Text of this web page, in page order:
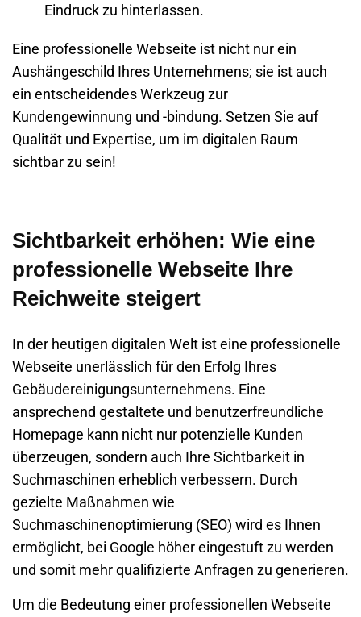
Eindruck zu hinterlassen.
Eine professionelle Webseite ist nicht nur ein
Aushängeschild Ihres Unternehmens; sie ist auch
ein entscheidendes Werkzeug zur
Kundengewinnung und -bindung. Setzen Sie auf
Qualität und Expertise, um im digitalen Raum
sichtbar zu sein!
Sichtbarkeit erhöhen: Wie eine
professionelle Webseite Ihre
Reichweite steigert
In der heutigen digitalen Welt ist eine professionelle
Webseite unerlässlich für den Erfolg Ihres
Gebäudereinigungsunternehmens. Eine
ansprechend gestaltete und benutzerfreundliche
Homepage kann nicht nur potenzielle Kunden
überzeugen, sondern auch Ihre Sichtbarkeit in
Suchmaschinen erheblich verbessern. Durch
gezielte Maßnahmen wie
Suchmaschinenoptimierung (SEO) wird es Ihnen
ermöglicht, bei Google höher eingestuft zu werden
und somit mehr qualifizierte Anfragen zu generieren.
Um die Bedeutung einer professionellen Webseite